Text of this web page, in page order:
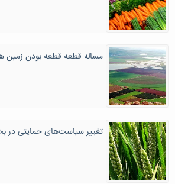
مساله قطعه قطعه بودن زمین
تغییر سیاست‌های حمایتی در